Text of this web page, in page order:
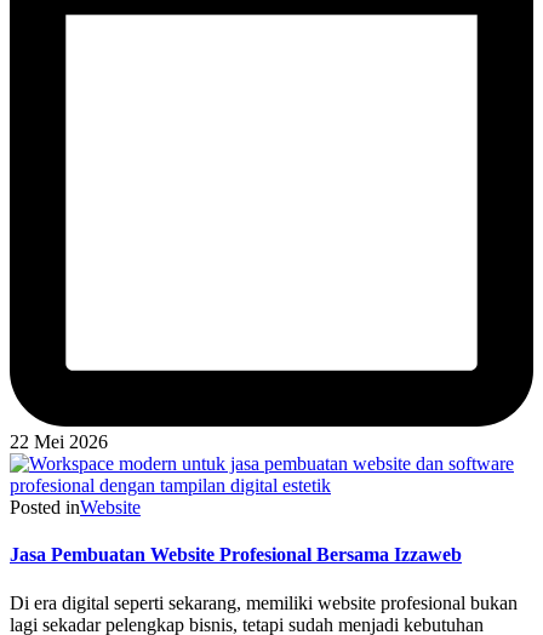
22 Mei 2026
Posted inWebsite
Jasa Pembuatan Website Profesional Bersama Izzaweb
Di era digital seperti sekarang, memiliki website profesional bukan
lagi sekadar pelengkap bisnis, tetapi sudah menjadi kebutuhan